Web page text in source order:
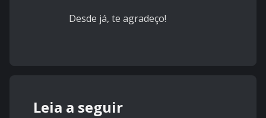
Desde já, te agradeço!
Leia a seguir